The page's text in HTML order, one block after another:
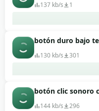
137 kb/s 1
botón duro bajo
130 kb/s 301
botón clic sonoro
144 kb/s 296